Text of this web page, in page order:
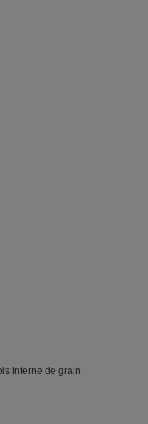
interne de grain.